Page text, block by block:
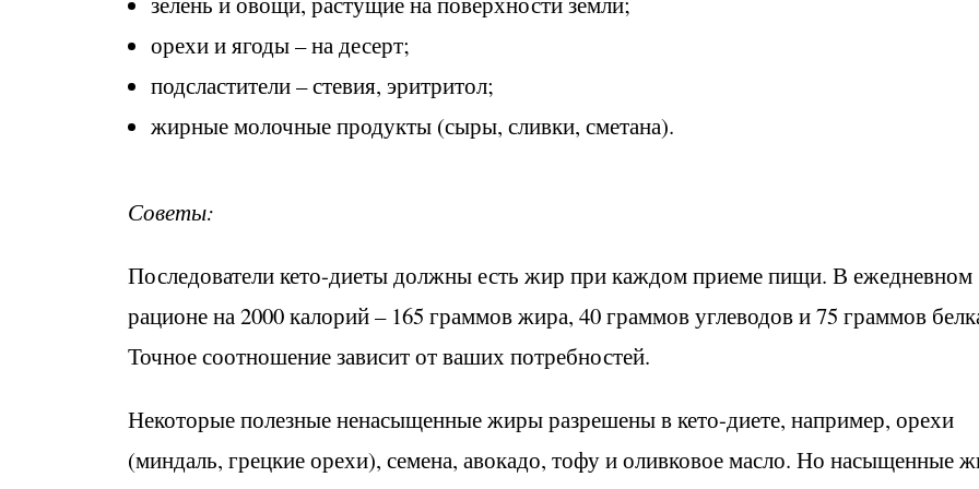
орехи и ягоды – на десерт;
подсластители – стевия, эритритол;
жирные молочные продукты (сыры, сливки, сметана).
Советы:
Последователи кето-диеты должны есть жир при каждом приеме пищи. В ежедневном
рационе на 2000 калорий – 165 граммов жира, 40 граммов углеводов и 75 граммов
Точное соотношение зависит от ваших потребностей.
Некоторые полезные ненасыщенные жиры разрешены в кето-диете, например, орехи
(миндаль, грецкие орехи), семена, авокадо, тофу и оливковое масло. Но насыщенные